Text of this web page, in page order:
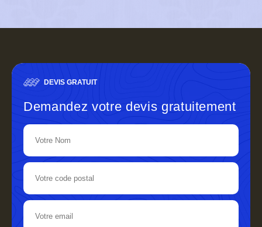
DEVIS GRATUIT
Demandez votre devis gratuitement